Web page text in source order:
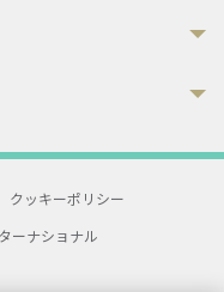
クッキーポリシー
ーナショナル